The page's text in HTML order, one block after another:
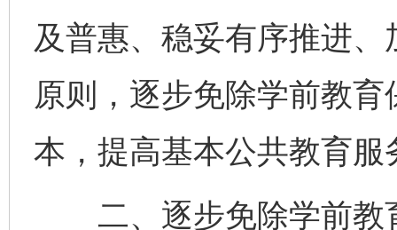
及普惠、稳妥有序推进
原则，逐步免除学前教
本，提高基本公共教育
二、逐步免除学前教